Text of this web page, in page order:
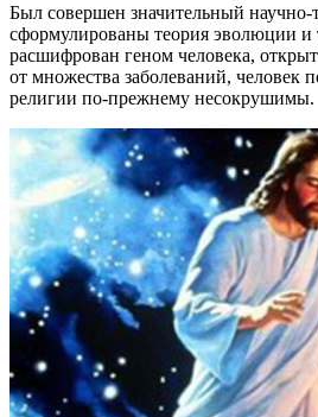
Был совершен значительный научно-
сформулированы теория эволюции и
расшифрован геном человека,
от множества заболеваний, человек
религии по-прежнему несокрушимы.